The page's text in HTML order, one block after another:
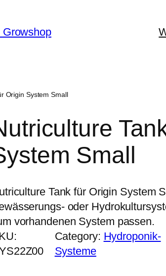
Origin System Small
Small
Tank für Origin System
oder
vorhandenen System passen.
Category: Hydroponik-
Systeme